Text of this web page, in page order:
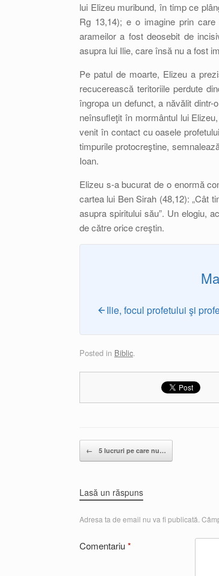
lui Elizeu muribund, în timp ce
Rg 13,14); e o imagine prin
arameilor a fost deosebit de
asupra lui Ilie, care însă nu a fost
Pe patul de moarte, Elizeu a
recucerească teritoriile perdute
îngropa un defunct, a năvălit dintr-
neînsufleţit în mormântul lui
venit în contact cu oasele
timpurile protocreştine,
Ioan.
Elizeu s-a bucurat de o enormă
cartea lui Ben Sirah (48,12): „Cât
asupra spiritului său”. Un elogiu,
de către orice creştin.
Ilie, focul profetului şi
Posted in Biblic.
Post navigation
← 5 lucruri pe care nu…
Lasă un răspuns
Adresa ta de email nu va fi publicată.
Comentariu*